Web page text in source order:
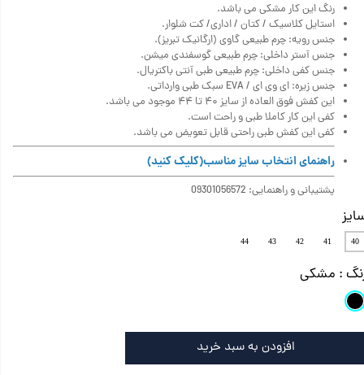
رنگ این کار مشکی می باشد.
استایل کلاسیک / کتان / اداری/ کت شلوار.
جنس رویه: چرم‌ طبیعی گاوی (ارگانیک تبریز).
جنس آستر داخلی: چرم طبیعی گوسفندی میشن.
جنس کفی داخلی: چرم طبیعی طبی آنتی باکتریال.
جنس زیره: ای وی ای / EVA سبک طبی وارداتی.
این کفش فوق العاده از سایز ۴۰ تا ۴۴ موجود می باشد.
کفی این کار کاملا طبی و راحت است.
کفی این کفش طبی راحتی قابل تعویض می باشد.
راهنمای انتخاب سایز مناسب(کلیک کنید)
پشتیبانی و راهنمایی: 09301056572
40
41
42
43
44
: مشکی
افزودن به سبد خرید